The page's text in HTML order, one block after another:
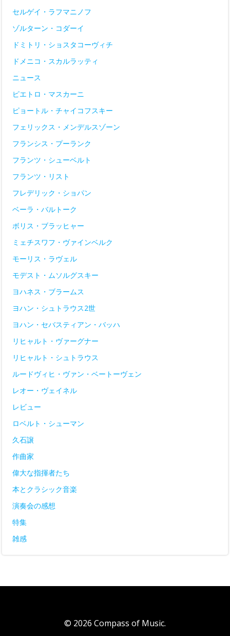
セルゲイ・ラフマニノフ
ゾルターン・コダーイ
ドミトリ・ショスタコーヴィチ
ドメニコ・スカルラッティ
ニュース
ピエトロ・マスカーニ
ピョートル・チャイコフスキー
フェリックス・メンデルスゾーン
フランシス・プーランク
フランツ・シューベルト
フランツ・リスト
フレデリック・ショパン
ベーラ・バルトーク
ボリス・ブラッヒャー
ミェチスワフ・ヴァインベルク
モーリス・ラヴェル
モデスト・ムソルグスキー
ヨハネス・ブラームス
ヨハン・シュトラウス2世
ヨハン・セバスティアン・バッハ
リヒャルト・ヴァーグナー
リヒャルト・シュトラウス
ルードヴィヒ・ヴァン・ベートーヴェン
レオー・ヴェイネル
レビュー
ロベルト・シューマン
久石譲
作曲家
偉大な指揮者たち
本とクラシック音楽
演奏会の感想
特集
雑感
© 2026 Compass of Music.